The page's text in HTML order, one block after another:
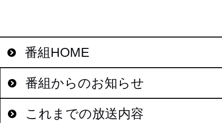
番組HOME
番組からのお知らせ
これまでの放送内容